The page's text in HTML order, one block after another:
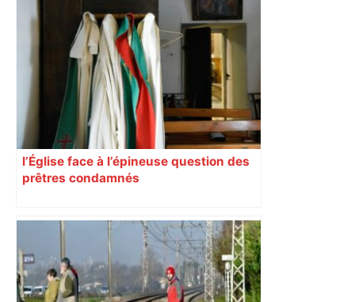
l’Église face à l’épineuse question des
prêtres condamnés